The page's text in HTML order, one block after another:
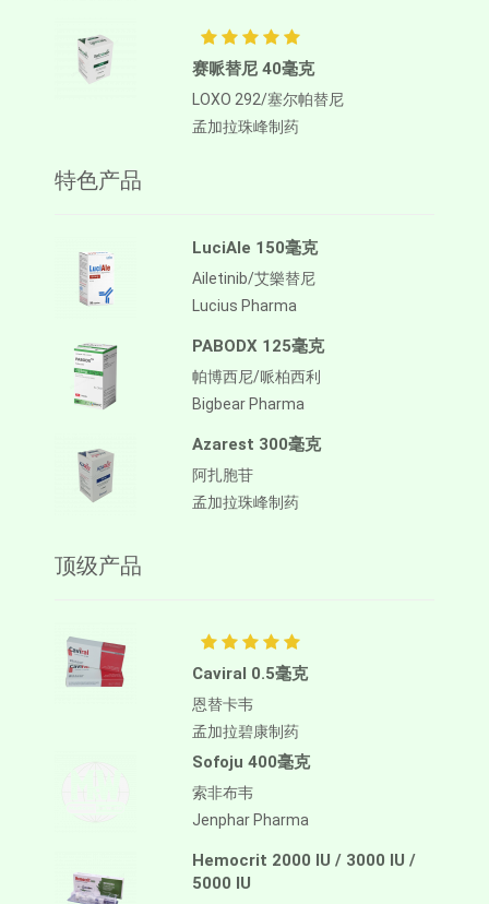
赛哌替尼 40毫克
LOXO 292/塞尔帕替尼
孟加拉珠峰制药
特色产品
LuciAle 150毫克
Ailetinib/艾樂替尼
Lucius Pharma
PABODX 125毫克
帕博西尼/哌柏西利
Bigbear Pharma
Azarest 300毫克
阿扎胞苷
孟加拉珠峰制药
顶级产品
Caviral 0.5毫克
恩替卡韦
孟加拉碧康制药
Sofoju 400毫克
索非布韦
Jenphar Pharma
Hemocrit 2000 IU / 3000 IU /
5000 IU